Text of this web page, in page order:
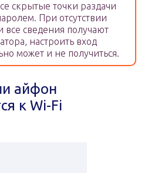
скрытые точки раздачи
При отсутствии
сведения получают
настроить вход
может и не получиться.
айфон
к Wi-Fi